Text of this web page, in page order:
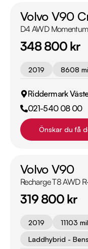
Volvo V90
D4 AWD
348 800 kr
2019 8608
Riddermark
021-540 08 00
Önskar du få
Volvo V90
Recharge T8 AWD
319 800 kr
2019 11103 mil
Laddhybrid -